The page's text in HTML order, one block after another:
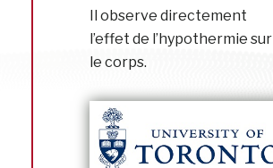
Il observe directement
l’effet de l’hypothermie sur
le corps.